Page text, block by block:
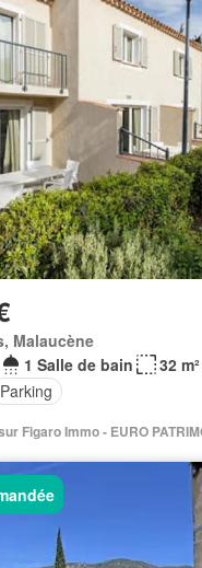
Malaucène
1 Salle de bain
32 m²
Parking
Figaro Immo - EURO